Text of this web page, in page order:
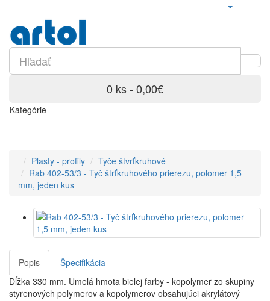
0 ks - 0,00€
Kategórie
Plasty - profily
Tyče štvrťkruhové
Rab 402-53/3 - Tyč štrťkruhového prierezu, polomer 1,5
mm, jeden kus
Popis
Špecifikácia
Dĺžka 330 mm. Umelá hmota bielej farby - kopolymer zo skupiny
styrenových polymerov a kopolymerov obsahujúci akrylátový